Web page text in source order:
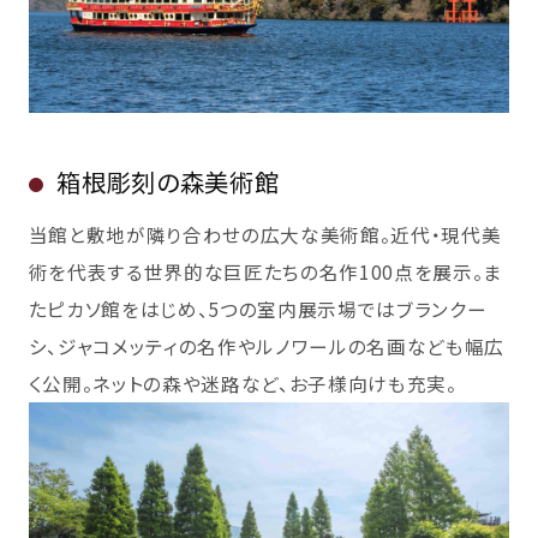
箱根彫刻の森美術館
当館と敷地が隣り合わせの広大な美術館。近代・現代美
術を代表する世界的な巨匠たちの名作100点を展示。ま
たピカソ館をはじめ、5つの室内展示場ではブランクー
シ、ジャコメッティの名作やルノワールの名画なども幅広
く公開。ネットの森や迷路など、お子様向けも充実。